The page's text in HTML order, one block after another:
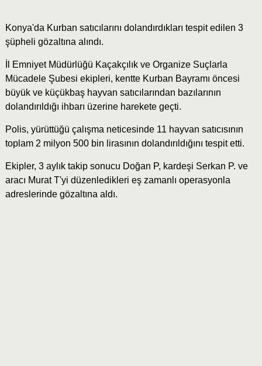
Konya'da Kurban satıcılarını dolandırdıkları tespit edilen 3
şüpheli gözaltına alındı.
İl Emniyet Müdürlüğü Kaçakçılık ve Organize Suçlarla
Mücadele Şubesi ekipleri, kentte Kurban Bayramı öncesi
büyük ve küçükbaş hayvan satıcılarından bazılarının
dolandırıldığı ihbarı üzerine harekete geçti.
Polis, yürüttüğü çalışma neticesinde 11 hayvan satıcısının
toplam 2 milyon 500 bin lirasının dolandırıldığını tespit etti.
Ekipler, 3 aylık takip sonucu Doğan P, kardeşi Serkan P. ve
aracı Murat T'yi düzenledikleri eş zamanlı operasyonla
adreslerinde gözaltına aldı.